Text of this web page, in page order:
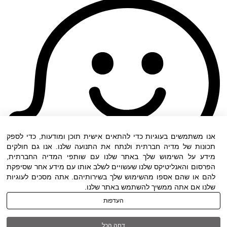
תנאי שימוש|הצהרת נגישות| כל הזכויות שמורות
אנו משתמשים בעוגיות כדי להתאים אישית תוכן ומודעות, כדי לספק
תכונות של מדיה חברתית ולנתח את התנועה שלנו. אנו גם חולקים
מידע על השימוש שלך באתר שלנו עם שותפי המדיה החברתית,
הפרסום והאנליטיקס שלנו שעשויים לשלב אותו עם מידע אחר שסיפקת
להם או שהם אספו מהשימוש שלך בשירותיהם. אתה מסכים לעוגיות
שלנו אם אתה ממשיך להשתמש באתר שלנו.
העדפות
דחה הכל